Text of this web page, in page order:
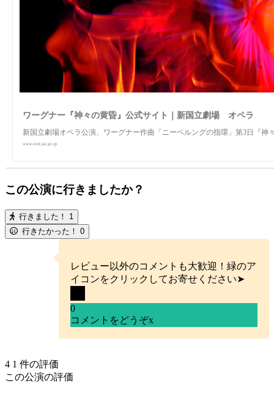
ワーグナー『神々の黄昏』公式サイト｜新国立劇場 オペラ
新国立劇場オペラ公演、ワーグナー作曲「ニーベルングの指環」第3日『
www.nntt.jac.go.jp
この公演に行きましたか？
行きました！ 1
行きたかった！ 0
レビュー以外のコメントも大歓迎！緑のア
イコンをクリックしてお寄せください➤
0
コメントをどうぞx
4 1 件の評価
この公演の評価